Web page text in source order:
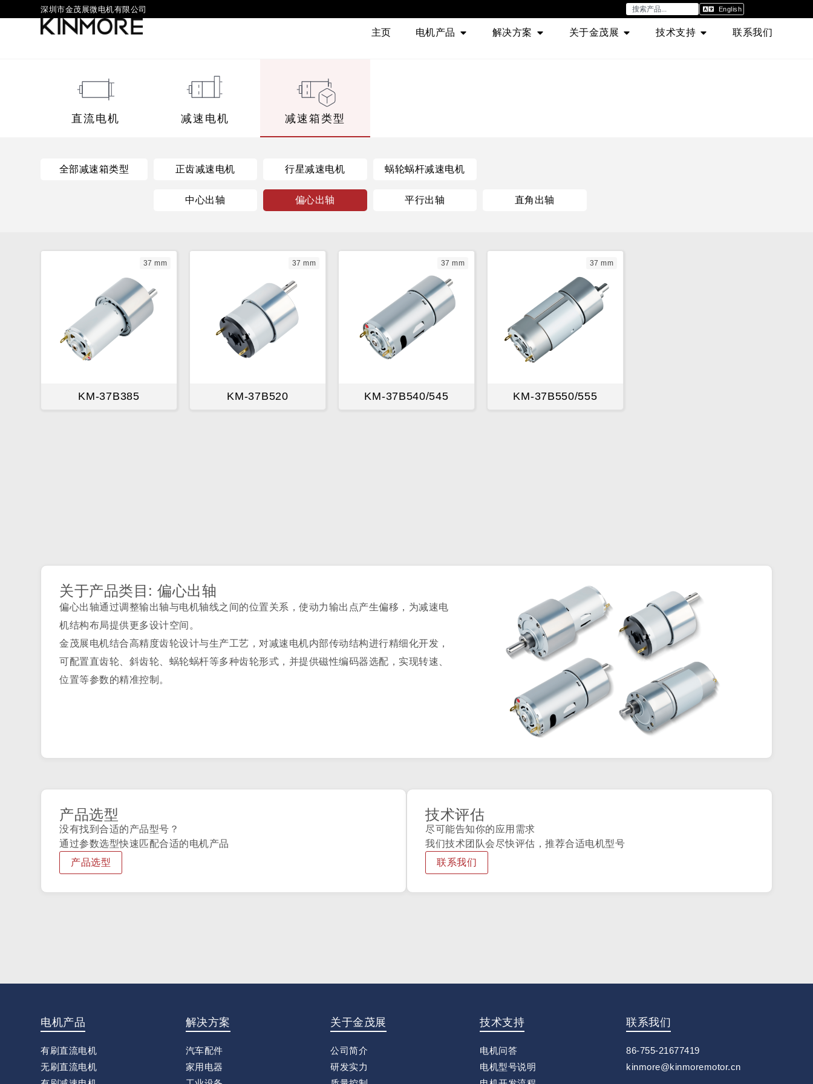
深圳市金茂展微电机有限公司 English
主页 电机产品 解决方案 关于金茂展 技术支持 联系我们
直流电机 减速电机 减速箱类型
全部减速箱类型 正齿减速电机 行星减速电机 蜗轮蜗杆减速电机
中心出轴 偏心出轴 平行出轴 直角出轴
37 mm
KM-37B385
37 mm
KM-37B520
37 mm
KM-37B540/545
37 mm
KM-37B550/555
关于产品类目: 偏心出轴
偏心出轴通过调整输出轴与电机轴线之间的位置关系，使动力输出点产生偏移，为减速电
机结构布局提供更多设计空间。
金茂展电机结合高精度齿轮设计与生产工艺，对减速电机内部传动结构进行精细化开发，
可配置直齿轮、斜齿轮、蜗轮蜗杆等多种齿轮形式，并提供磁性编码器选配，实现转速、
位置等参数的精准控制。
产品选型
没有找到合适的产品型号？
通过参数选型快速匹配合适的电机产品
产品选型
技术评估
尽可能告知你的应用需求
我们技术团队会尽快评估，推荐合适电机型号
联系我们
电机产品
有刷直流电机
无刷直流电机
解决方案
汽车配件
家用电器
关于金茂展
公司简介
研发实力
技术支持
电机问答
电机型号说明
联系我们
86-755-21677419
kinmore@kinmoremotor.cn